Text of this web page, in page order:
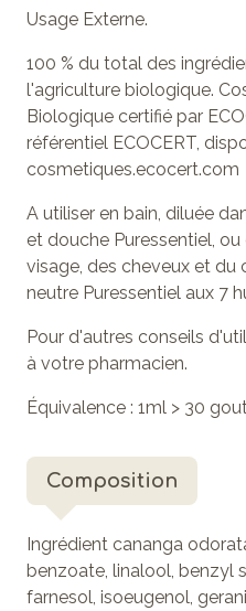
Usage Externe.
100 % du total des
l'agriculture biologique.
Biologique certifié par
référentiel ECOCERT,
cosmetiques.ecocert.com
A utiliser en bain, diluée
et douche Puressentiel,
visage, des cheveux et du
neutre Puressentiel aux 7
Pour d'autres conseils
à votre pharmacien.
Équivalence : 1ml > 30
Composition
Ingrédient cananga
benzoate, linalool, benzyl
farnesol, isoeugenol,